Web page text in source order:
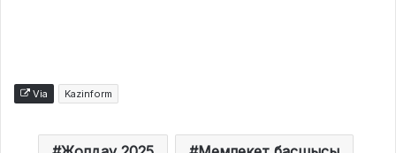
Via Kazinform